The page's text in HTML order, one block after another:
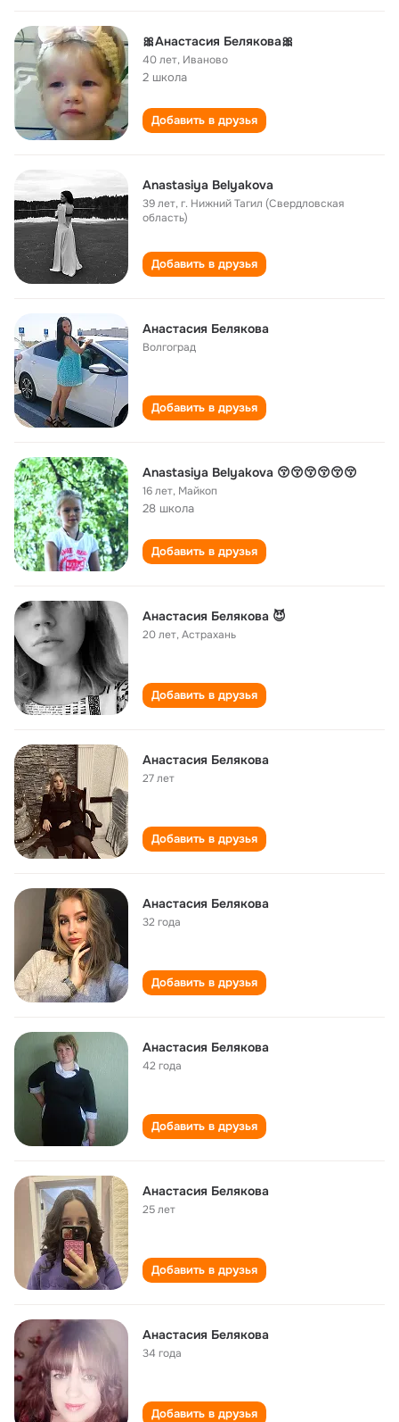
🎀Анастасия Белякова🎀
40 лет, Иваново
2 школа
Добавить в друзья
Аnastasiya Belyakova
39 лет,г. Нижний Тагил (Свердловская
область)
Добавить в друзья
Анастасия Белякова
Волгоград
Добавить в друзья
Anastasiya Belyakova 😚😚😚😚😚😚
16 лет, Майкоп
28 школа
Добавить в друзья
Анастасия Белякова 😈
20 лет,Астрахань
Добавить в друзья
Анастасия Белякова
27 лет
Добавить в друзья
Анастасия Белякова
32 года
Добавить в друзья
Анастасия Белякова
42 года
Добавить в друзья
Анастасия Белякова
25 лет
Добавить в друзья
Анастасия Белякова
34 года
Добавить в друзья